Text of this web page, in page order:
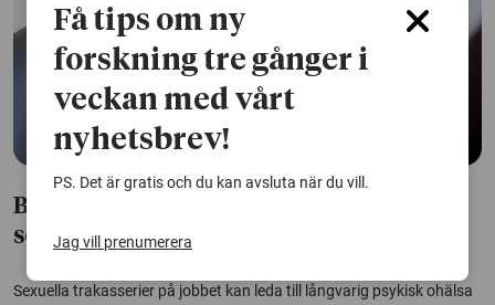
Behov av antidepressiva kan öka efter
sexuella trakasserier
Sexuella trakasserier på jobbet kan leda till långvarig psykisk ohälsa
Få tips om ny
forskning tre gånger i
veckan med vårt
nyhetsbrev!
PS. Det är gratis och du kan avsluta när du vill.
Jag vill prenumerera